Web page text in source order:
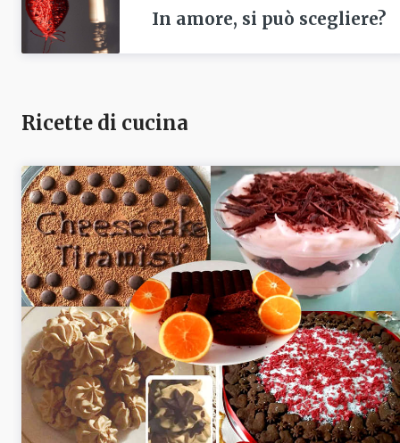
In amore, si può scegliere?
Ricette di cucina